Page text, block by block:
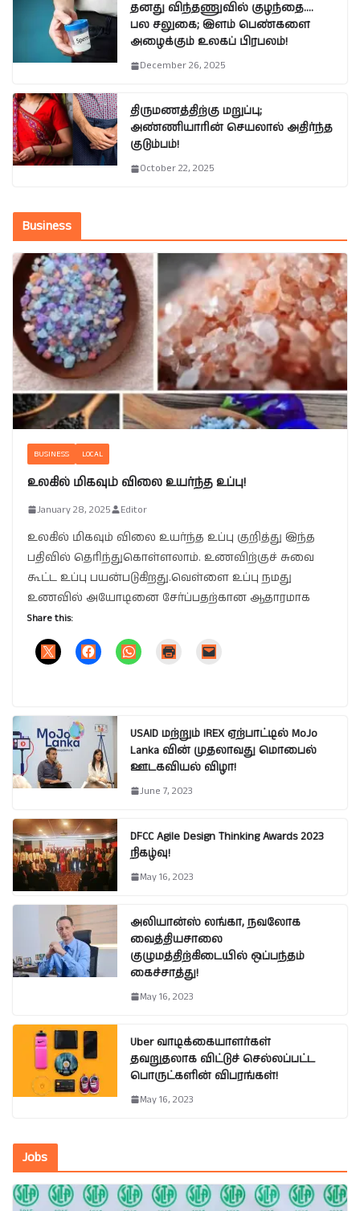
தனது விந்தணுவில் குழந்தை….
பல சலுகை; இளம் பெண்களை
அழைக்கும் உலகப் பிரபலம்!
December 26, 2025
திருமணத்திற்கு மறுப்பு;
அண்ணியாரின் செயலால் அதிர்ந்த
குடும்பம்!
October 22, 2025
Business
BUSINESS LOCAL
உலகில் மிகவும் விலை உயர்ந்த உப்பு!
January 28, 2025 Editor
உலகில் மிகவும் விலை உயர்ந்த உப்பு குறித்து இந்த
பதிவில் தெரிந்துகொள்ளலாம். உணவிற்குச் சுவை
கூட்ட உப்பு பயன்படுகிறது.வெள்ளை உப்பு நமது
உணவில் அயோடினை சேர்ப்பதற்கான ஆதாரமாக
Share this:
USAID மற்றும் IREX ஏற்பாட்டில் MoJo
Lanka வின் முதலாவது மொபைல்
ஊடகவியல் விழா!
June 7, 2023
DFCC Agile Design Thinking Awards 2023
நிகழ்வு!
May 16, 2023
அலியான்ஸ் லங்கா, நவலோக
வைத்தியசாலை
குழுமத்திற்கிடையில் ஒப்பந்தம்
கைச்சாத்து!
May 16, 2023
Uber வாடிக்கையாளர்கள்
தவறுதலாக விட்டுச் செல்லப்பட்ட
பொருட்களின் விபரங்கள்!
May 16, 2023
Jobs